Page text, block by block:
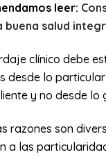
leer:
buena salud
clínico debe
desde lo
y no desde lo
razones son
a las